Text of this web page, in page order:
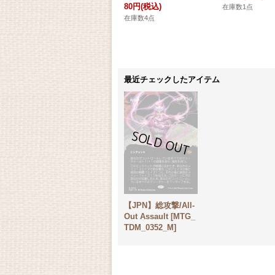
80円(税込)
在庫数4点
在庫数1点
最近チェックしたアイテム
【JPN】総攻撃/All-
Out Assault [MTG_
TDM_0352_M]